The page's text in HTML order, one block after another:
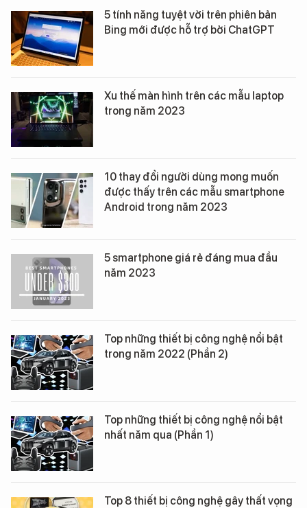
5 tính năng tuyệt vời trên phiên bản
Bing mới được hỗ trợ bởi ChatGPT
Xu thế màn hình trên các mẫu laptop
trong năm 2023
10 thay đổi người dùng mong muốn
được thấy trên các mẫu smartphone
Android trong năm 2023
5 smartphone giá rẻ đáng mua đầu
năm 2023
Top những thiết bị công nghệ nổi bật
trong năm 2022 (Phần 2)
Top những thiết bị công nghệ nổi bật
nhất năm qua (Phần 1)
Top 8 thiết bị công nghệ gây thất vọng